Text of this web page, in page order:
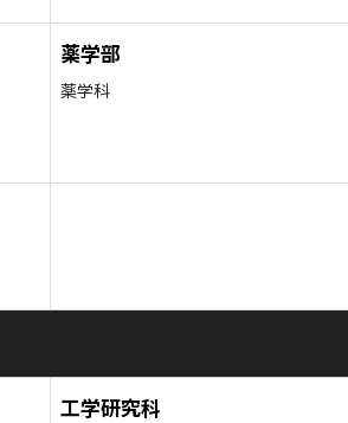
薬学部
薬学科
工学研究科